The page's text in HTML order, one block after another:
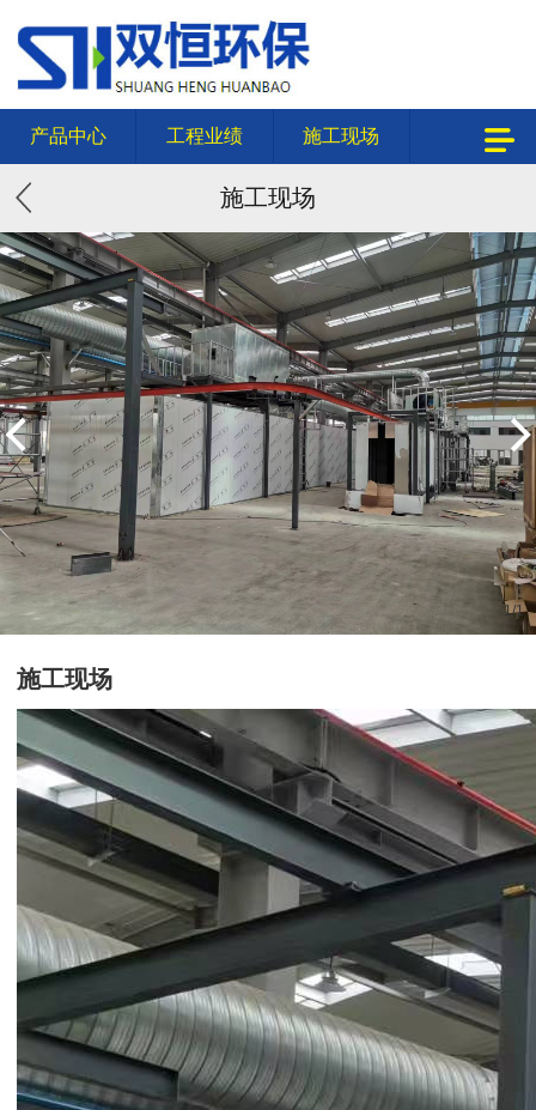
产品中心 工程业绩 施工现场
施工现场
1/1
施工现场